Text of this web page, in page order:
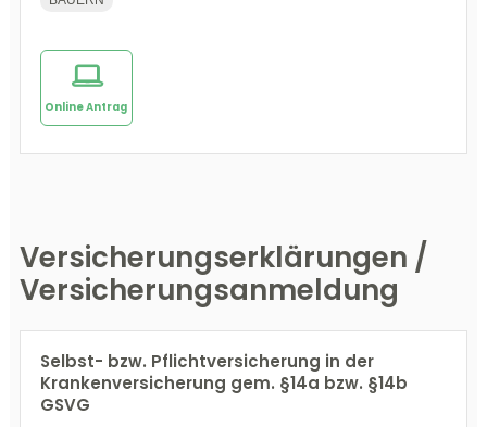
Online Antrag
Versicherungserklärungen /
Versicherungsanmeldung
Selbst- bzw. Pflichtversicherung in der
Krankenversicherung gem. §14a bzw. §14b
GSVG